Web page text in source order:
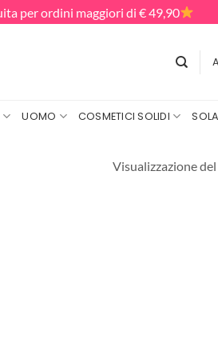
per ordini maggiori di € 49,90
UOMO COSMETICI SOLIDI
Visualizzazione